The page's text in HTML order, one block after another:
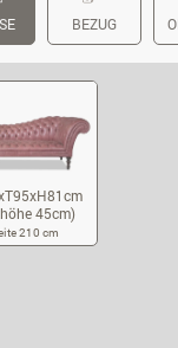
BEZUG
45cm)
210 cm